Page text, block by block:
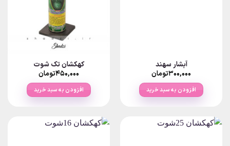
آبشار سهند
۳۰۰,۰۰۰تومان
افزودن به سبد خرید
کهکشان تک شوت
۴۵۰,۰۰۰تومان
افزودن به سبد خرید